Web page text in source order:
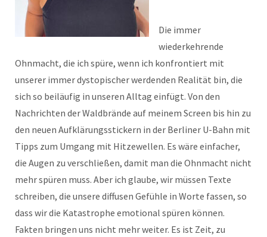
Die immer
wiederkehrende
Ohnmacht, die ich spüre, wenn ich konfrontiert mit
unserer immer dystopischer werdenden Realität bin, die
sich so beiläufig in unseren Alltag einfügt. Von den
Nachrichten der Waldbrände auf meinem Screen bis hin zu
den neuen Aufklärungsstickern in der Berliner U-Bahn mit
Tipps zum Umgang mit Hitzewellen. Es wäre einfacher,
die Augen zu verschließen, damit man die Ohnmacht nicht
mehr spüren muss. Aber ich glaube, wir müssen Texte
schreiben, die unsere diffusen Gefühle in Worte fassen, so
dass wir die Katastrophe emotional spüren können.
Fakten bringen uns nicht mehr weiter. Es ist Zeit, zu